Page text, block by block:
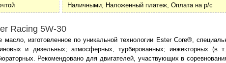
Наличными, Наложенный платеж, Оплата на р/с
Racing 5W-30
масло, изготовленное по уникальной технологии Ester Core®,
и дизельных; атмосферных, турбированных; инжекторных (в
Рекомендовано для двигателей, участвующих в